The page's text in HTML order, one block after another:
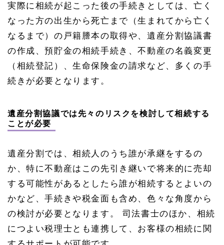
実際に相続が起こった後の手続きとしては、亡く
なった方の出生から死亡まで（生まれてから亡く
なるまで）の戸籍謄本の取得や、遺産分割協議書
の作成、預貯金の相続手続き、不動産の名義変更
（相続登記）、生命保険金の請求など、多くの手
続きが必要となります。
遺産分割協議では先々のリスクを検討して相続する
ことが必要
遺産分割では、相続人のうち誰が承継をするの
か、特に不動産はこの先引き継いで将来的に売却
する可能性があるとしたら誰が相続するとよいの
かなど、手続きや税金面も含め、色々な角度から
の検討が必要となります。 司法書士のほか、相続
につよい税理士とも連携して、お客様の相続に関